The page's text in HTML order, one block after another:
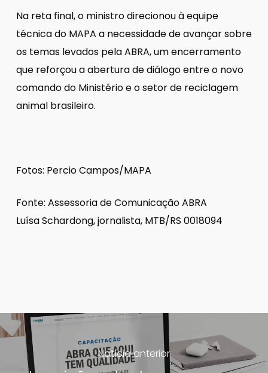
Na reta final, o ministro direcionou à equipe
técnica do MAPA a necessidade de avançar sobre
os temas levados pela ABRA, um encerramento
que reforçou a abertura de diálogo entre o novo
comando do Ministério e o setor de reciclagem
animal brasileiro.
Fotos: Percio Campos/MAPA
Fonte: Assessoria de Comunicação ABRA
Luísa Schardong, jornalista, MTB/RS 0018094
Notícia anterior